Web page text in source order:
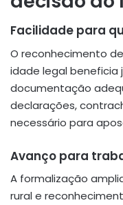
Facilidade para
O reconhecimento
idade legal beneficia
documentação
declarações,
necessário para
Avanço para
A formalização
rural e